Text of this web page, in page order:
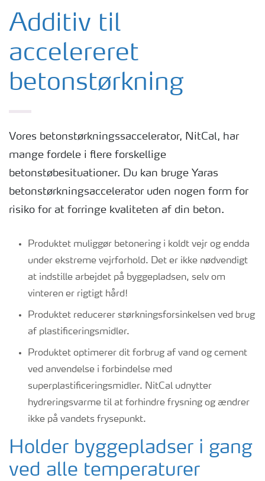
Additiv til accelereret betonstørkning
Korrosionshæmmer til beton
Betonadditivets "Carbon Footprint"
Additiv til
accelereret
betonstørkning
Vores betonstørkningssaccelerator, NitCal, har
mange fordele i flere forskellige
betonstøbesituationer. Du kan bruge Yaras
betonstørkningsaccelerator uden nogen form for
risiko for at forringe kvaliteten af din beton.
Produktet muliggør betonering i koldt vejr og endda
under ekstreme vejrforhold. Det er ikke nødvendigt
at indstille arbejdet på byggepladsen, selv om
vinteren er rigtigt hård!
Produktet reducerer størkningsforsinkelsen ved brug
af plastificeringsmidler.
Produktet optimerer dit forbrug af vand og cement
ved anvendelse i forbindelse med
superplastificeringsmidler. NitCal udnytter
hydreringsvarme til at forhindre frysning og ændrer
ikke på vandets frysepunkt.
Holder byggepladser i gang
ved alle temperaturer